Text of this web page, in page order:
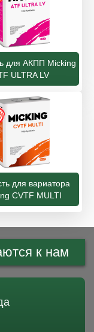
для АКПП Micking
ULTRA LV
для вариатора
CVTF MULTI
к нам